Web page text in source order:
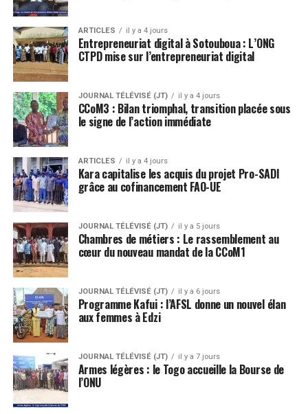
ARTICLES il y a 4 jours
Entrepreneuriat digital à Sotouboua : L’ONG
CTPD mise sur l’entrepreneuriat digital
JOURNAL TÉLÉVISÉ (JT) il y a 4 jours
CCoM3 : Bilan triomphal, transition placée sous
le signe de l’action immédiate
ARTICLES il y a 4 jours
Kara capitalise les acquis du projet Pro-SADI
grâce au cofinancement FAO-UE
JOURNAL TÉLÉVISÉ (JT) il y a 5 jours
Chambres de métiers : Le rassemblement au
cœur du nouveau mandat de la CCoM1
JOURNAL TÉLÉVISÉ (JT) il y a 6 jours
Programme Kafui : l’AFSL donne un nouvel élan
aux femmes à Edzi
JOURNAL TÉLÉVISÉ (JT) il y a 7 jours
Armes légères : le Togo accueille la Bourse de
l’ONU